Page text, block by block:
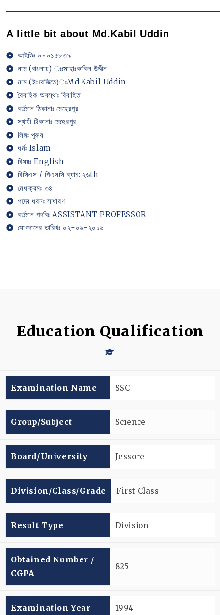
A little bit about Md.Kabil Uddin
আইডিঃ ০০০১৫৮৩৯
নাম (বাংলায়) ঃমোহাঃকাবিল উদ্দীন
নাম (ইংরেজিতে)ঃMd.Kabil Uddin
বৈবাহিক অবস্থাঃ বিবাহিত
বর্তমান ঠিকানাঃ মেহেরপুর
স্থায়ী ঠিকানাঃ মেহেরপুর
লিঙ্গঃ পুরুষ
ধর্মঃ Islam
বিষয়ঃ English
বিসিএস / পিএসসি ব্যাচ: ২৬th
মেধাক্রমঃ ৩৪
পদের ধরনঃ সাধারণ
বর্তমান পদবিঃ ASSISTANT PROFESSOR
যোগদানের তারিখঃ ০২-০৬-২০১৬
Education Qualification
Examination Name SSC
Group/subject Science
Board/university Jessore
Division/Class/Grade First Class
Result Type Division
Obtained Number /
CGPA
825
Examination Year 1994